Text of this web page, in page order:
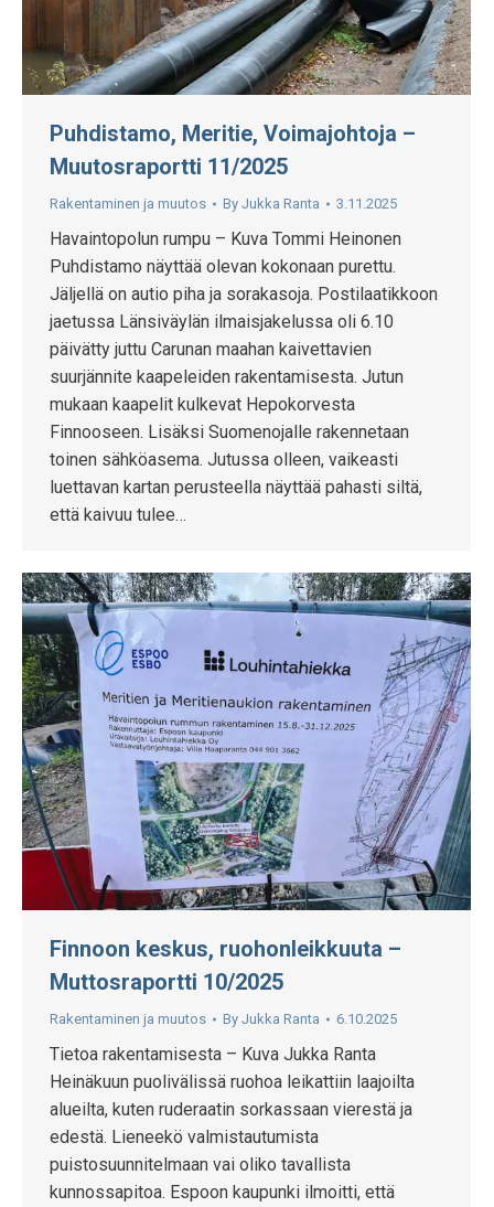
Puhdistamo, Meritie, Voimajohtoja –
Muutosraportti 11/2025
Rakentaminen ja muutos By Jukka Ranta 3.11.2025
Havaintopolun rumpu – Kuva Tommi Heinonen
Puhdistamo näyttää olevan kokonaan purettu.
Jäljellä on autio piha ja sorakasoja. Postilaatikkoon
jaetussa Länsiväylän ilmaisjakelussa oli 6.10
päivätty juttu Carunan maahan kaivettavien
suurjännite kaapeleiden rakentamisesta. Jutun
mukaan kaapelit kulkevat Hepokorvesta
Finnooseen. Lisäksi Suomenojalle rakennetaan
toinen sähköasema. Jutussa olleen, vaikeasti
luettavan kartan perusteella näyttää pahasti siltä,
että kaivuu tulee…
Finnoon keskus, ruohonleikkuuta –
Muttosraportti 10/2025
Rakentaminen ja muutos By Jukka Ranta 6.10.2025
Tietoa rakentamisesta – Kuva Jukka Ranta
Heinäkuun puolivälissä ruohoa leikattiin laajoilta
alueilta, kuten ruderaatin sorkassaan vierestä ja
edestä. Lieneekö valmistautumista
puistosuunnitelmaan vai oliko tavallista
kunnossapitoa. Espoon kaupunki ilmoitti, että